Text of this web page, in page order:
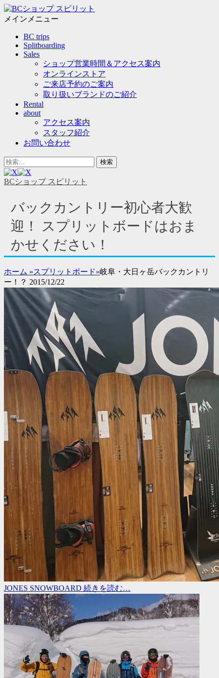
メ
ニ
メインメニュー
BC trips
Splitboarding
Sales
ショップ営業時間＆アクセス案内
オンラインストア
ご来店予約のご案内
取り扱いブランドのご紹介
Rental
about
アクセス案内
スタッフ紹介
お問い合わせ
ヘ
ッ
ダ
イ
テ
ン
ツ
を
表
示
検
索
対
BCショップ スピリット
バックカントリー初心者大歓
迎！ スプリットボードはおま
かせください！
ホーム »スプリットボード»岐阜・大日ヶ岳バックカントリ
ー！？ 2015/12/22
JONES SNOWBOARD 続きを読む…